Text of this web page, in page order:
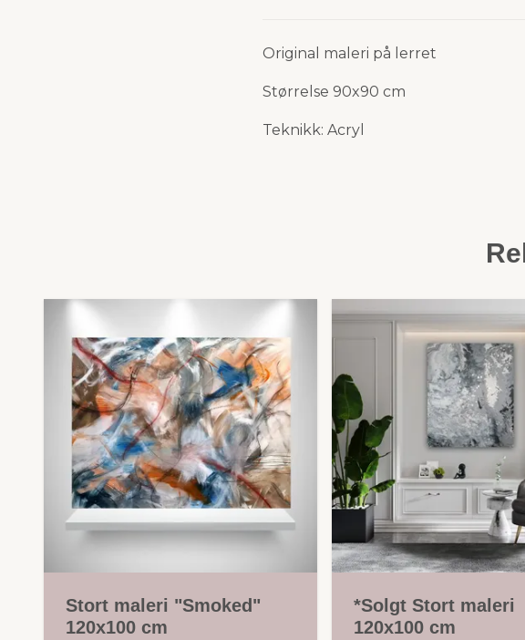
Original maleri på lerret
Størrelse 90x90 cm
Teknikk: Acryl
Stort maleri "Smoked"
120x100 cm
*Solgt Stort maleri
120x100 cm